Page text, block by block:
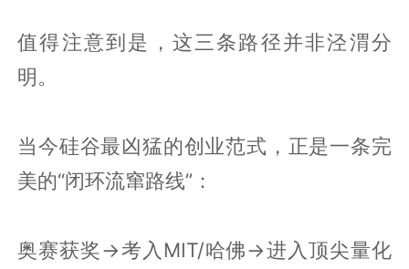
值得注意到是，这三条路径并非泾渭分
明。
当今硅谷最凶猛的创业范式，正是一条完
美的“闭环流窜路线”：
奥赛获奖→考入MIT/哈佛→进入顶尖量化